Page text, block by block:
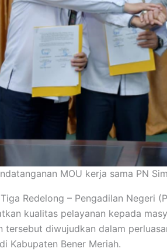
MOU kerja sama PN
Redelong – Pengadilan Negeri
kualitas pelayanan kepada
tersebut diwujudkan dalam
Kabupaten Bener Meriah.